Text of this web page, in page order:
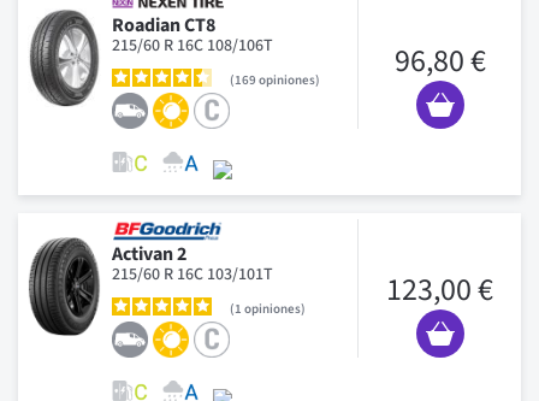
Roadian CT8
215/60 R 16C 108/106T
169 opiniones 96,80 €
Activan 2
215/60 R 16C 103/101T
1 opiniones 123,00 €